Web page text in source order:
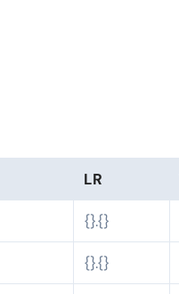
LR
{}.{}
{}.{}